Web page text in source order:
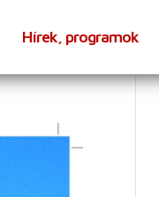
Hírek, programok